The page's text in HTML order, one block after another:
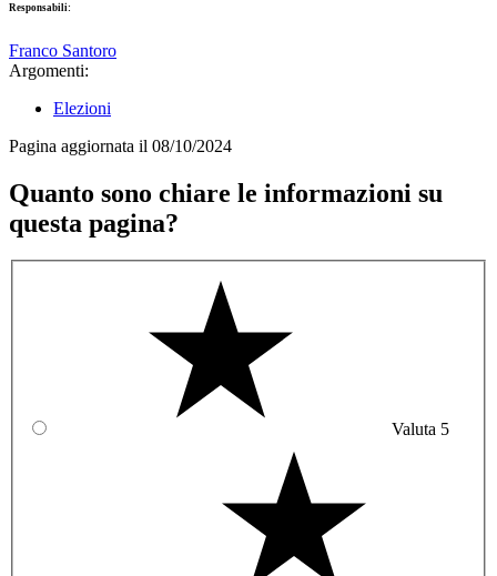
Responsabili:
Franco Santoro
Argomenti:
Elezioni
Pagina aggiornata il 08/10/2024
Quanto sono chiare le informazioni su
questa pagina?
Valuta 5